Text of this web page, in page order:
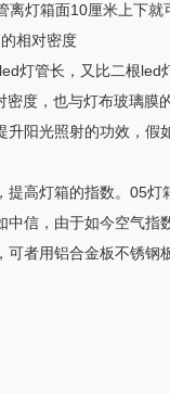
灯箱面10厘米上下就
相对密度
灯管长，又比二根led
度，也与灯布玻璃膜
阳光照射的功效，假
高灯箱的指数。05灯
信，由于如今空气指
者用铝合金板不锈钢